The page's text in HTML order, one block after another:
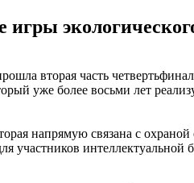
вторая часть
уже более восьми лет
напрямую связана с
интеллектуальной